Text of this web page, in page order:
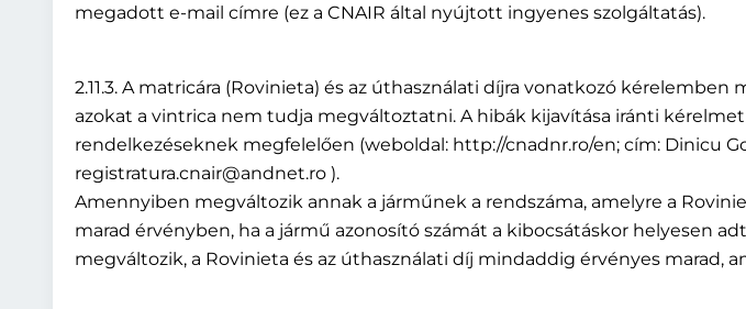
megadott e-mail címre (ez a CNAIR által nyújtott ingyenes szolgáltatás).
2.11.3. A matricára (Rovinieta) és az úthasználati díjra vonatkozó
azokat a vintrica nem tudja megváltoztatni. A hibák kijavítása iránti
rendelkezéseknek megfelelően (weboldal: http://cnadnr.ro/en; cím: Dinicu
registratura.cnair@andnet.ro ).
Amennyiben megváltozik annak a járműnek a rendszáma, amelyre a
marad érvényben, ha a jármű azonosító számát a kibocsátáskor helyesen
megváltozik, a Rovinieta és az úthasználati díj mindaddig érvényes marad,